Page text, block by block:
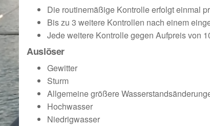
Die routinemäßige Kontrolle erfolgt einmal
Bis zu 3 weitere Kontrollen nach einem
Jede weitere Kontrolle gegen Aufpreis von
Auslöser
Gewitter
Sturm
Allgemeine größere
Hochwasser
Niedrigwasser